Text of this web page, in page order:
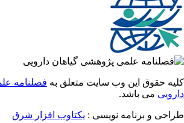
حقوق این وب سایت متعلق بهفصلنامه علمی
می باشد.
و برنامه نویسی :یکتاوب افزار شرق